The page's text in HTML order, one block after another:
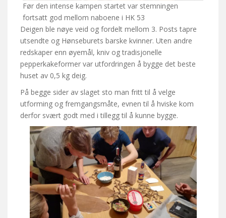
Før den intense kampen startet var stemningen
fortsatt god mellom naboene i HK 53
Deigen ble nøye veid og fordelt mellom 3. Posts tapre
utsendte og Hønseburets barske kvinner. Uten andre
redskaper enn øyemål, kniv og tradisjonelle
pepperkakeformer var utfordringen å bygge det beste
huset av 0,5 kg deig.
På begge sider av slaget sto man fritt til å velge
utforming og fremgangsmåte, evnen til å hviske kom
derfor svært godt med i tillegg til å kunne bygge.